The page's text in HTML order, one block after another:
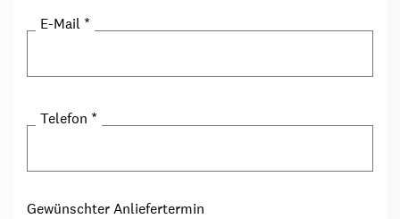
E-Mail *
Telefon *
Gewünschter Anliefertermin